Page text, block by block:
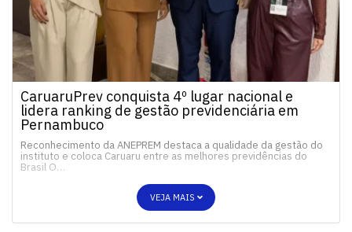
CaruaruPrev conquista 4º lugar nacional e
lidera ranking de gestão previdenciária em
Pernambuco
Reconhecimento da ANEPREM destaca a qualidade da gestão do
instituto e coloca Caruaru entre as melhores previdências do
Brasil O…
VEJA MAIS